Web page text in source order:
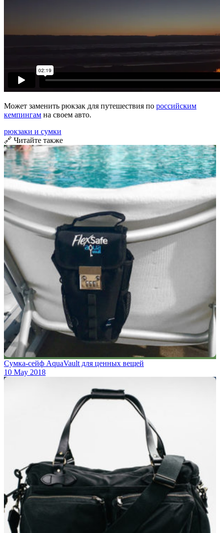
Может заменить рюкзак для путешествия по российским
кемпингам на своем авто.
рюкзаки и сумки
🔗 Читайте также
Сумка-сейф AquaVault для ценных вещей
10 May 2018